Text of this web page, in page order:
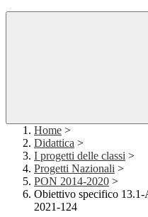
Home >
Didattica >
I progetti delle classi >
Progetti Nazionali >
PON 2014-2020 >
Obiettivo specifico
2021-124